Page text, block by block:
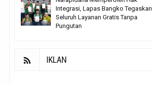
Integrasi, Lapas Bangko Tegaskan
Seluruh Layanan Gratis Tanpa
Pungutan
IKLAN